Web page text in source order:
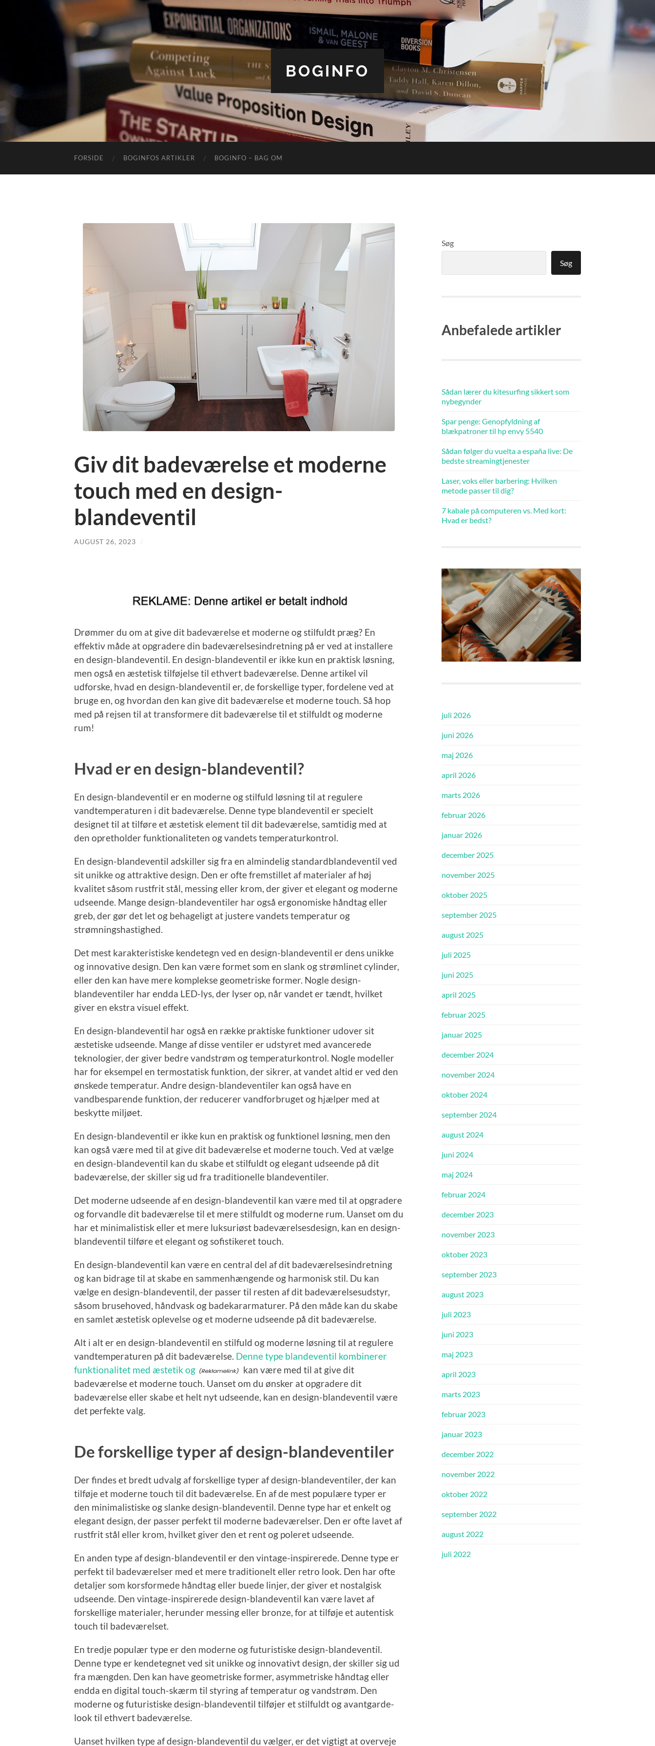
BOGINFO
FORSIDE BOGINFOS ARTIKLER BOGINFO – BAG OM
Giv dit badeværelse et moderne
touch med en design-
blandeventil
AUGUST 26, 2023 /
Drømmer du om at give dit badeværelse et moderne og stilfuldt præg? En
effektiv måde at opgradere din badeværelsesindretning på er ved at installere
en design-blandeventil. En design-blandeventil er ikke kun en praktisk løsning,
men også en æstetisk tilføjelse til ethvert badeværelse. Denne artikel vil
udforske, hvad en design-blandeventil er, de forskellige typer, fordelene ved at
bruge en, og hvordan den kan give dit badeværelse et moderne touch. Så hop
med på rejsen til at transformere dit badeværelse til et stilfuldt og moderne
rum!
Hvad er en design-blandeventil?
En design-blandeventil er en moderne og stilfuld løsning til at regulere
vandtemperaturen i dit badeværelse. Denne type blandeventil er specielt
designet til at tilføre et æstetisk element til dit badeværelse, samtidig med at
den opretholder funktionaliteten og vandets temperaturkontrol.
En design-blandeventil adskiller sig fra en almindelig standardblandeventil ved
sit unikke og attraktive design. Den er ofte fremstillet af materialer af høj
kvalitet såsom rustfrit stål, messing eller krom, der giver et elegant og moderne
udseende. Mange design-blandeventiler har også ergonomiske håndtag eller
greb, der gør det let og behageligt at justere vandets temperatur og
strømningshastighed.
Det mest karakteristiske kendetegn ved en design-blandeventil er dens unikke
og innovative design. Den kan være formet som en slank og strømlinet cylinder,
eller den kan have mere komplekse geometriske former. Nogle design-
blandeventiler har endda LED-lys, der lyser op, når vandet er tændt, hvilket
giver en ekstra visuel effekt.
En design-blandeventil har også en række praktiske funktioner udover sit
æstetiske udseende. Mange af disse ventiler er udstyret med avancerede
teknologier, der giver bedre vandstrøm og temperaturkontrol. Nogle modeller
har for eksempel en termostatisk funktion, der sikrer, at vandet altid er ved den
ønskede temperatur. Andre design-blandeventiler kan også have en
vandbesparende funktion, der reducerer vandforbruget og hjælper med at
beskytte miljøet.
En design-blandeventil er ikke kun en praktisk og funktionel løsning, men den
kan også være med til at give dit badeværelse et moderne touch. Ved at vælge
en design-blandeventil kan du skabe et stilfuldt og elegant udseende på dit
badeværelse, der skiller sig ud fra traditionelle blandeventiler.
Det moderne udseende af en design-blandeventil kan være med til at opgradere
og forvandle dit badeværelse til et mere stilfuldt og moderne rum. Uanset om du
har et minimalistisk eller et mere luksuriøst badeværelsesdesign, kan en design-
blandeventil tilføre et elegant og sofistikeret touch.
En design-blandeventil kan være en central del af dit badeværelsesindretning
og kan bidrage til at skabe en sammenhængende og harmonisk stil. Du kan
vælge en design-blandeventil, der passer til resten af dit badeværelsesudstyr,
såsom brusehoved, håndvask og badekararmaturer. På den måde kan du skabe
en samlet æstetisk oplevelse og et moderne udseende på dit badeværelse.
Alt i alt er en design-blandeventil en stilfuld og moderne løsning til at regulere
vandtemperaturen på dit badeværelse. Denne type blandeventil kombinerer
funktionalitet med æstetik og
kan være med til at give dit
badeværelse et moderne touch. Uanset om du ønsker at opgradere dit
badeværelse eller skabe et helt nyt udseende, kan en design-blandeventil være
det perfekte valg.
De forskellige typer af design-blandeventiler
Der findes et bredt udvalg af forskellige typer af design-blandeventiler, der kan
tilføje et moderne touch til dit badeværelse. En af de mest populære typer er
den minimalistiske og slanke design-blandeventil. Denne type har et enkelt og
elegant design, der passer perfekt til moderne badeværelser. Den er ofte lavet af
rustfrit stål eller krom, hvilket giver den et rent og poleret udseende.
En anden type af design-blandeventil er den vintage-inspirerede. Denne type er
perfekt til badeværelser med et mere traditionelt eller retro look. Den har ofte
detaljer som korsformede håndtag eller buede linjer, der giver et nostalgisk
udseende. Den vintage-inspirerede design-blandeventil kan være lavet af
forskellige materialer, herunder messing eller bronze, for at tilføje et autentisk
touch til badeværelset.
En tredje populær type er den moderne og futuristiske design-blandeventil.
Denne type er kendetegnet ved sit unikke og innovativt design, der skiller sig ud
fra mængden. Den kan have geometriske former, asymmetriske håndtag eller
endda en digital touch-skærm til styring af temperatur og vandstrøm. Den
moderne og futuristiske design-blandeventil tilføjer et stilfuldt og avantgarde-
look til ethvert badeværelse.
Uanset hvilken type af design-blandeventil du vælger, er det vigtigt at overveje
Søg
Søg
Anbefalede artikler
Sådan lærer du kitesurfing sikkert som
nybegynder
Spar penge: Genopfyldning af
blækpatroner til hp envy 5540
Sådan følger du vuelta a españa live: De
bedste streamingtjenester
Laser, voks eller barbering: Hvilken
metode passer til dig?
7 kabale på computeren vs. Med kort:
Hvad er bedst?
juli 2026
juni 2026
maj 2026
april 2026
marts 2026
februar 2026
januar 2026
december 2025
november 2025
oktober 2025
september 2025
august 2025
juli 2025
juni 2025
april 2025
februar 2025
januar 2025
december 2024
november 2024
oktober 2024
september 2024
august 2024
juni 2024
maj 2024
februar 2024
december 2023
november 2023
oktober 2023
september 2023
august 2023
juli 2023
juni 2023
maj 2023
april 2023
marts 2023
februar 2023
januar 2023
december 2022
november 2022
oktober 2022
september 2022
august 2022
juli 2022